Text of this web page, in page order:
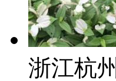
浙江杭州